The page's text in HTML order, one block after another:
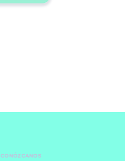
CONÓZCANOS